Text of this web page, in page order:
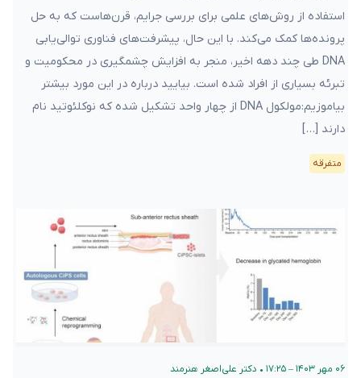
استفاده از روش‌های علمی برای بررسی جرایم، قرن‌هاست که به حل
پرونده‌ها کمک می‌کند. با این حال، پیشرفت‌های فناوری توالی‌یابی
DNA طی چند دهه اخیر، منجر به افزایش چشمگیری در محکومیت و
تبرئه بسیاری از افراد شده است. بیایید درباره در این مورد بیشتر
بیاموزیم:مولکول DNA از چهار واحد تشکیل شده که نوکلئوتید نام
دارند […]
متفرقه
۰۶ مهر ۱۴۰۳ – ۱۷:۲۵ • دکتر علی‌اصغر هنرمند